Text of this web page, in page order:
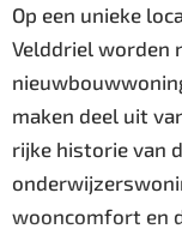
Op een unieke
Velddriel worden
maken deel uit
rijke historie van
wooncomfort en